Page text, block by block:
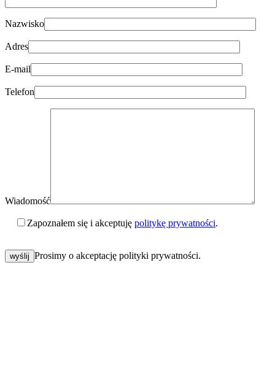
Nazwisko
Adres
E-mail
Telefon
Wiadomość
Zapoznałem się i akceptuję politykę prywatności.
leave
Prosimy o akceptację polityki prywatności.